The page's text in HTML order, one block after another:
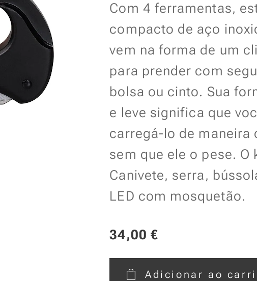
Com 4 ferramentas,
compacto de aço
vem na forma de um
para prender com
bolsa ou cinto. Sua
e leve significa que
carregá-lo de maneira
sem que ele o pese. O
Canivete, serra,
LED com mosquetão.
34,00 €
Adicionar ao